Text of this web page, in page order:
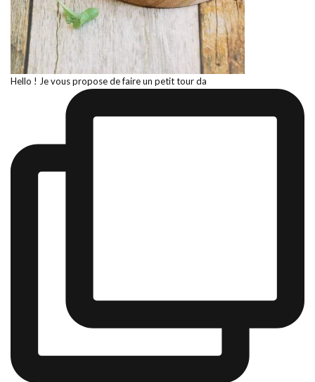
Hello ! Je vous propose de faire un petit tour da